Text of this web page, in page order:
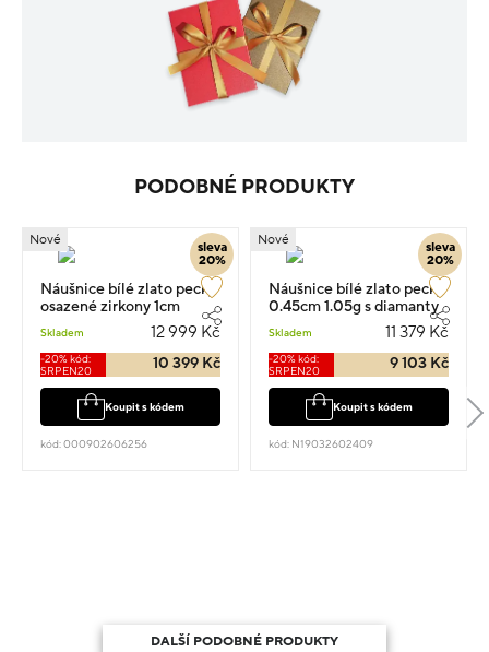
PODOBNÉ PRODUKTY
sleva
20%
Nové
Náušnice bílé zlato pecky
osazené zirkony 1cm
Skladem 12 999 Kč
-20% kód:
SRPEN20
10 399 Kč
Koupit s kódem
kód: 000902606256
sleva
20%
Nové
Náušnice bílé zlato pecky
0.45cm 1.05g s diamanty
Skladem 11 379 Kč
-20% kód:
SRPEN20
9 103 Kč
Koupit s kódem
kód: N19032602409
DALŠÍ PODOBNÉ PRODUKTY